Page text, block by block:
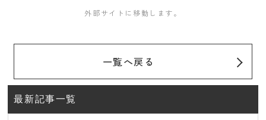
外部サイトに移動します。
一覧へ戻る
最新記事一覧